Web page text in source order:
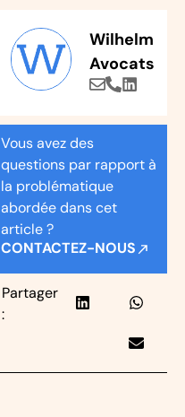
Wilhelm
Avocats
Vous avez des
questions par rapport à
la problématique
abordée dans cet
article ?
CONTACTEZ-NOUS
Partager
: